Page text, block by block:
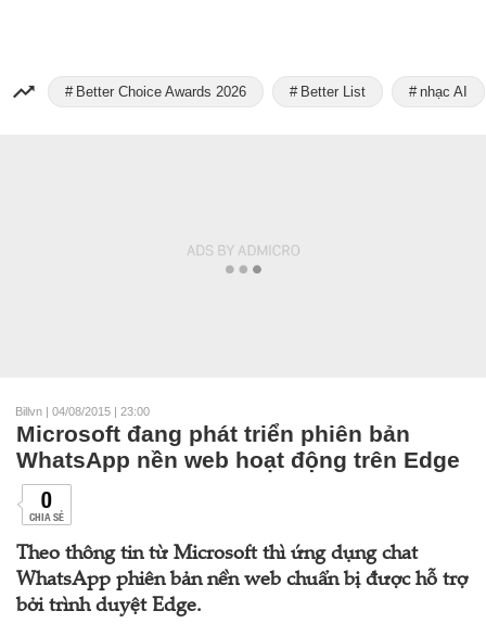
Better Choice Awards 2026 Better List nhạc AI
Billvn | 04/08/2015 | 23:00
Microsoft đang phát triển phiên bản
WhatsApp nền web hoạt động trên Edge
0
CHIA SẺ
Theo thông tin từ Microsoft thì ứng dụng chat
WhatsApp phiên bản nền web chuẩn bị được hỗ trợ
bởi trình duyệt Edge.